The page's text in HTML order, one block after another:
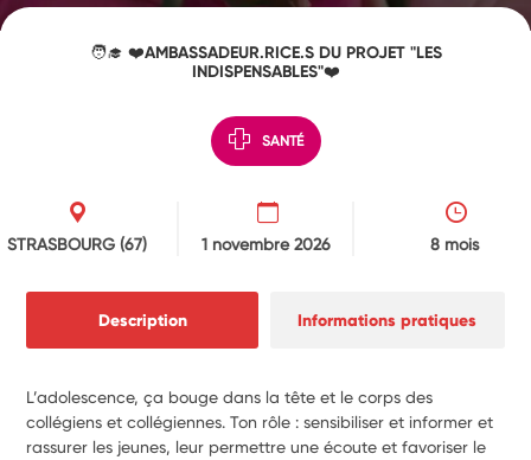
🧑‍🎓 ❤️AMBASSADEUR.RICE.S DU PROJET "LES
INDISPENSABLES"❤️
SANTÉ
STRASBOURG (67) 1 novembre 2026 8 mois
Description Informations pratiques
L’adolescence, ça bouge dans la tête et le corps des
collégiens et collégiennes. Ton rôle : sensibiliser et informer et
rassurer les jeunes, leur permettre une écoute et favoriser le